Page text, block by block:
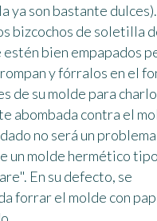
ya son bastante dulces).
bizcochos de soletilla
estén bien empapados
y fórralos en el
de su molde para
abombada contra el
no será un
un molde hermético tipo
En su defecto, se
forrar el molde con